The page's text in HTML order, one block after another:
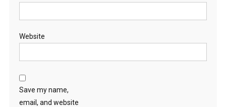
Website
Save my name,
email, and website